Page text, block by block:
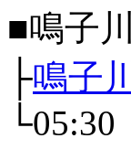
■鳴子川
├鳴子川
└05:30